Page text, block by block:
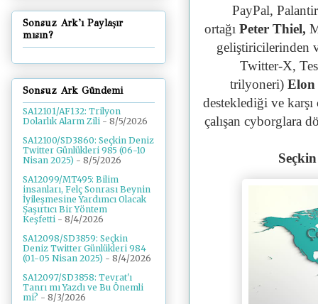
PayPal,
ortağı Peter Thiel,
geliştiricilerinden
Twitter-X,
trilyoneri)
desteklediği ve karşı
çalışan cyborglara
Sonsuz Ark'ı Paylaşır
mısın?
Sonsuz Ark Gündemi
SA12101/AF132: Trilyon
Dolarlık Alarm Zili - 8/5/2026
SA12100/SD3860: Seçkin Deniz
Twitter Günlükleri 985 (06-10
Nisan 2025) - 8/5/2026
SA12099/MT495: Bilim
insanları, Felç Sonrası Beynin
İyileşmesine Yardımcı Olacak
Şaşırtıcı Bir Yöntem
Keşfetti - 8/4/2026
SA12098/SD3859: Seçkin
Deniz Twitter Günlükleri 984
(01-05 Nisan 2025) - 8/4/2026
SA12097/SD3858: Tevrat'ı
Tanrı mı Yazdı ve Bu Önemli
mi? - 8/3/2026